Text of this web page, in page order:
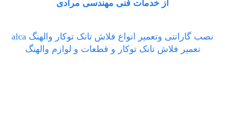
از خدمات فنی مهندسی مرادی
نصب گارانتی وتعمیر انواع فلاش تانک توکار والهنگ alca
تعمیر فلاش تانک توکار و قطعات و لوازم والهنگ